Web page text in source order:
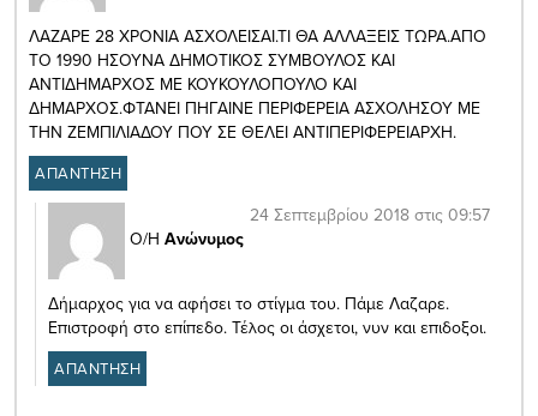
ΛΑΖΑΡΕ 28 ΧΡΟΝΙΑ ΑΣΧΟΛΕΙΣΑΙ.ΤΙ ΘΑ ΑΛΛΑΞΕΙΣ ΤΩΡΑ.ΑΠΟ
ΤΟ 1990 ΗΣΟΥΝΑ ΔΗΜΟΤΙΚΟΣ ΣΥΜΒΟΥΛΟΣ ΚΑΙ
ΑΝΤΙΔΗΜΑΡΧΟΣ ΜΕ ΚΟΥΚΟΥΛΟΠΟΥΛΟ ΚΑΙ
ΔΗΜΑΡΧΟΣ.ΦΤΑΝΕΙ ΠΗΓΑΙΝΕ ΠΕΡΙΦΕΡΕΙΑ ΑΣΧΟΛΗΣΟΥ ΜΕ
ΤΗΝ ΖΕΜΠΙΛΙΑΔΟΥ ΠΟΥ ΣΕ ΘΕΛΕΙ ΑΝΤΙΠΕΡΙΦΕΡΕΙΑΡΧΗ.
ΑΠΑΝΤΗΣΗ
Ο/Η Ανώνυμος
24 Σεπτεμβρίου 2018 στις 09:57
Δήμαρχος για να αφήσει το στίγμα του. Πάμε Λαζαρε.
Επιστροφή στο επίπεδο. Τέλος οι άσχετοι, νυν και επιδοξοι.
ΑΠΑΝΤΗΣΗ